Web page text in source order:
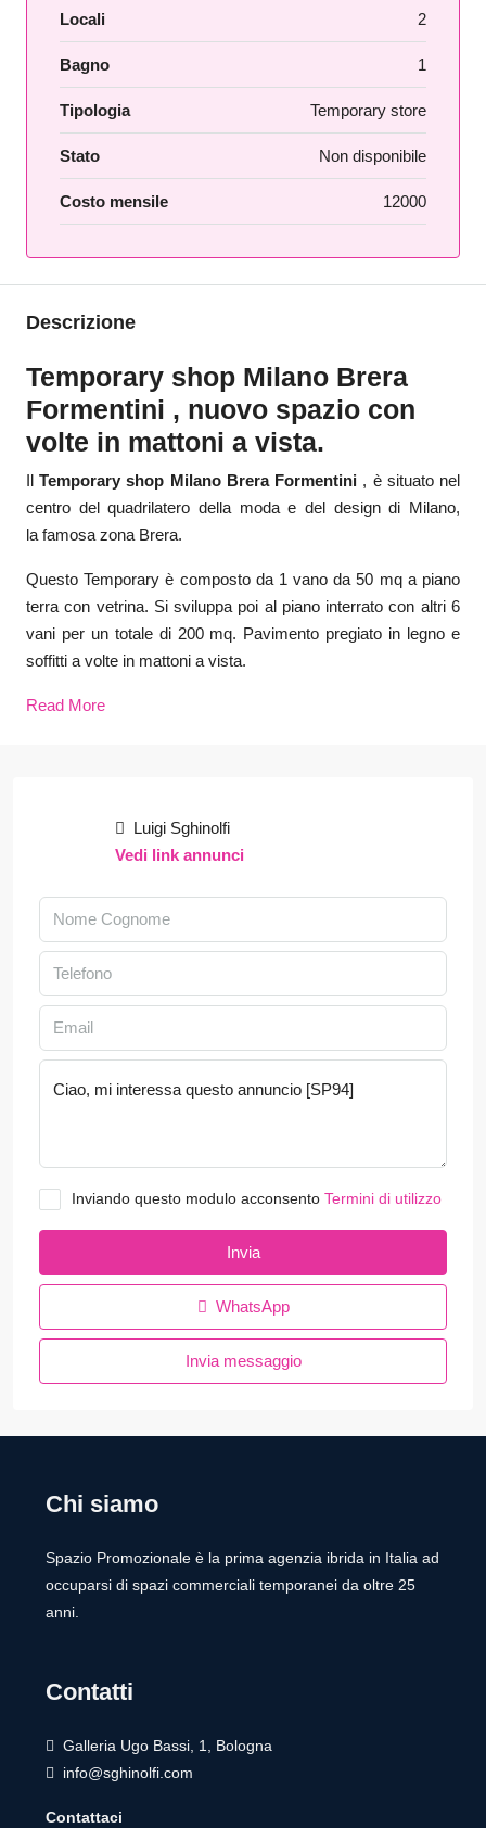
Locali 2
Bagno 1
Tipologia Temporary store
Stato Non disponibile
Costo mensile 12000
Descrizione
Temporary shop Milano Brera
Formentini , nuovo spazio con
volte in mattoni a vista.
IlTemporary shop Milano Brera Formentini , è situato nel
centro del quadrilatero della moda e del design di Milano,
la famosa zona Brera.
Questo Temporary è composto da 1 vano da 50 mq a piano
terra con vetrina. Si sviluppa poi al piano interrato con altri 6
vani per un totale di 200 mq. Pavimento pregiato in legno e
soffitti a volte in mattoni a vista.
Read More
Luigi Sghinolfi
Vedi link annunci
Inviando questo modulo acconsento Termini di utilizzo
Invia
WhatsApp
Invia messaggio
Chi siamo
Spazio Promozionale è la prima agenzia ibrida in Italia ad
occuparsi di spazi commerciali temporanei da oltre 25
anni.
Contatti
Galleria Ugo Bassi, 1, Bologna
info@sghinolfi.com
Contattaci